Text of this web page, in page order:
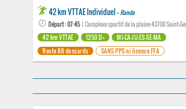
42 km VTTAE Individuel - Rando
Départ : 07:45 | Complexe sportif de la plaine 43700 Saint-
42 km VTTAE
1250 D+
MI-CA-JU-ES-SE-MA
Reste 88 dossards
SANS PPS ni licence FFA